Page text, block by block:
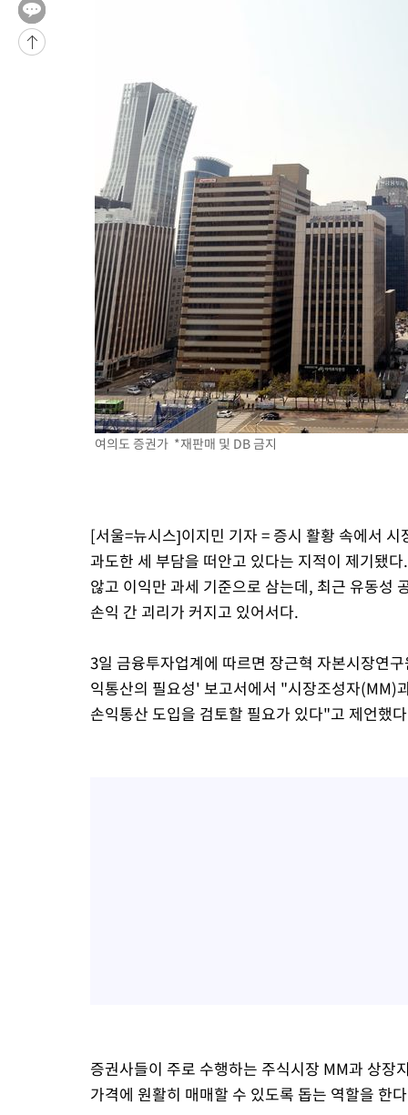
여의도 증권가 *재판매 및 DB 금지
[서울=뉴시스]이지민 기자 = 증시 활황 속에서
과도한 세 부담을 떠안고 있다는 지적이 제기됐
않고 이익만 과세 기준으로 삼는데, 최근 유동성
손익 간 괴리가 커지고 있어서다.
3일 금융투자업계에 따르면 장근혁 자본시장연
익통산의 필요성' 보고서에서 "시장조성자(MM)
손익통산 도입을 검토할 필요가 있다"고 제언했
증권사들이 주로 수행하는 주식시장 MM과 상장
가격에 원활히 매매할 수 있도록 돕는 역할을 한